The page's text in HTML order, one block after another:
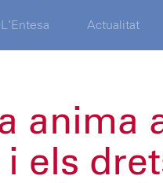
L’Entesa Actualitat
anima
els